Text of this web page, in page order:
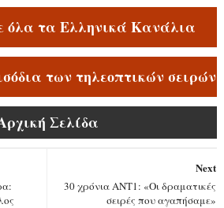
όλα τα Ελληνικά Κανάλια
των τηλεοπτικών σειρών
Σελίδα
Next
30 χρόνια ΑΝΤ1: «Οι δραματικές
σειρές που αγαπήσαμε»